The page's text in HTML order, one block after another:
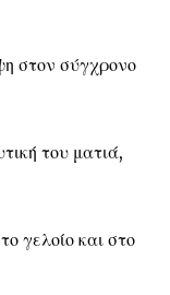
στον σύγχρονο
του ματιά,
γελοίο και στο